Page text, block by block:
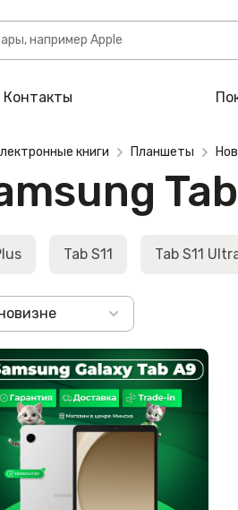
Контакты
книги Планшеты
Tab S11 Tab S11